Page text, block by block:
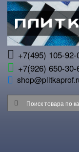
+7(495) 105-92-
+7(926) 650-30-